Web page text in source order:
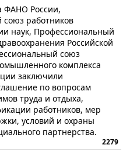
ФАНО России,
работников
наук, Профессиональный
Российской
союз
комплекса
заключили
по вопросам
труда и отдыха,
работников, мер
условий и охраны
партнерства.
2279